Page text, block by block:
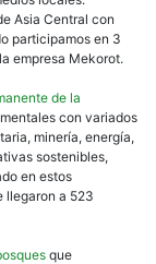
Asia Central con
participamos en 3
empresa Mekorot.
de la
con variados
minería, energía,
sostenibles,
en estos
llegaron a 523
que